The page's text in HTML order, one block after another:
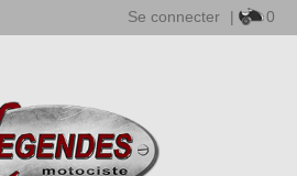
Se connecter | 0